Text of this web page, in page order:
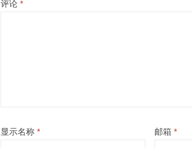
评论 *
显示名称 * 邮箱 *